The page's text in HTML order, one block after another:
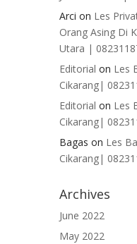
Arci on Les
Orang Asing Di
Utara |
Editorial on Les
Cikarang|
Editorial on Les
Cikarang|
Bagas on Les
Cikarang|
Archives
June 2022
May 2022